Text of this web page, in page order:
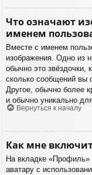
Что означают
именем
Вместе с именем
изображения. Одно из
обычно это звёздочки,
сколько сообщений вы
Другое, обычно более
и обычно уникально
Вернуться к началу
Как мне
На вкладке «Профиль»
аватару с